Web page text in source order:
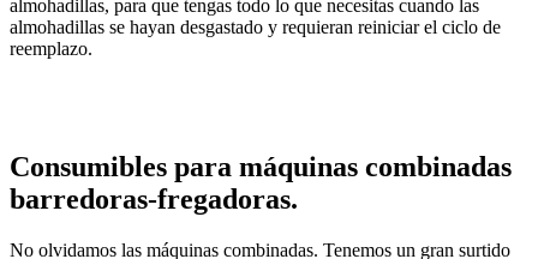
almohadillas, para que tengas todo lo que necesitas cuando las
almohadillas se hayan desgastado y requieran reiniciar el ciclo de
reemplazo.
Consumibles para máquinas combinadas
barredoras-fregadoras.
No olvidamos las máquinas combinadas. Tenemos un gran surtido